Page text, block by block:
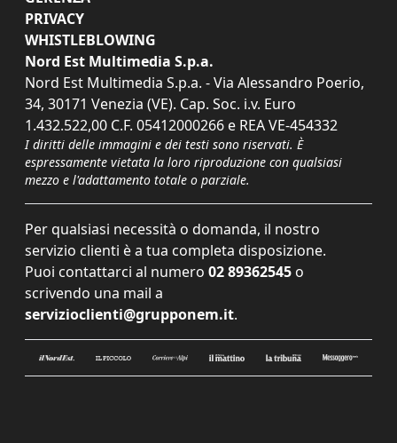
PRIVACY
WHISTLEBLOWING
Nord Est Multimedia S.p.a.
Nord Est Multimedia S.p.a. - Via Alessandro Poerio,
34, 30171 Venezia (VE). Cap. Soc. i.v. Euro
1.432.522,00 C.F. 05412000266 e REA VE-454332
I diritti delle immagini e dei testi sono riservati. È
espressamente vietata la loro riproduzione con qualsiasi
mezzo e l'adattamento totale o parziale.
Per qualsiasi necessità o domanda, il nostro
servizio clienti è a tua completa disposizione.
Puoi contattarci al numero 02 89362545 o
scrivendo una mail a
servizioclienti@grupponem.it.